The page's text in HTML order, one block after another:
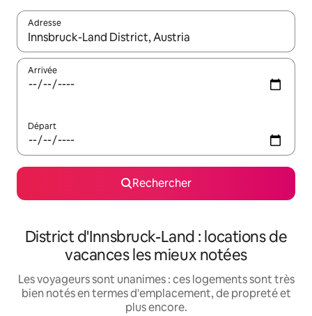
Adresse
Lorsque les résultats s'affichent, utilisez les flèches vers le
Arrivée
Départ
Rechercher
District d'Innsbruck-Land : locations de
vacances les mieux notées
Les voyageurs sont unanimes : ces logements sont très
bien notés en termes d'emplacement, de propreté et
plus encore.